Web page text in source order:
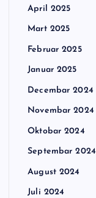
April 2025
Mart 2025
Februar 2025
Januar 2025
Decembar 2024
Novembar 2024
Oktobar 2024
Septembar 2024
August 2024
Juli 2024